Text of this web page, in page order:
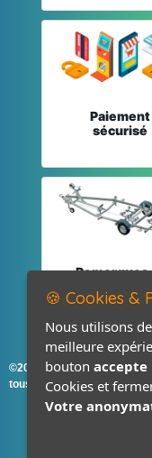
Paiement
sécurisé
Remorques
©2026-2027 France
tous droits réservés
🍪 Cookies &
Nous utilisons
meilleure
bouton accepte
Cookies et
Votre